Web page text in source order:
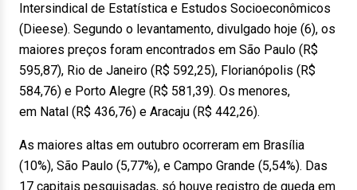
Intersindical de Estatística e Estudos Socioeconômicos
(Dieese). Segundo o levantamento, divulgado hoje (6), os
maiores preços foram encontrados em São Paulo (R$
595,87), Rio de Janeiro (R$ 592,25), Florianópolis (R$
584,76) e Porto Alegre (R$ 581,39). Os menores,
em Natal (R$ 436,76) e Aracaju (R$ 442,26).
As maiores altas em outubro ocorreram em Brasília
(10%), São Paulo (5,77%), e Campo Grande (5,54%). Das
17 capitais pesquisadas, só houve registro de queda em